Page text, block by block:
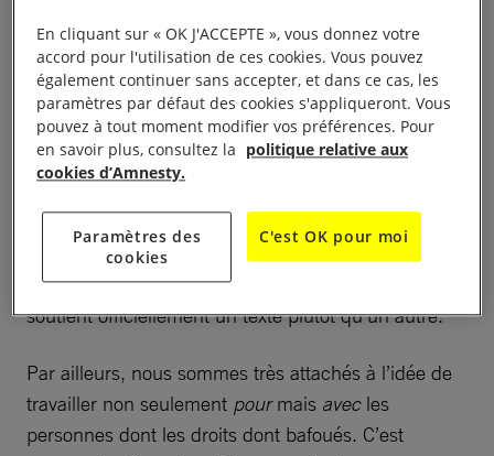
sur le terrain ou à distance en toute indépendance
et impartialité. Il nous arrive également de répondre
à leurs sollicitations pour avoir un échange direct
sur nos constats, analyses et recommandations,
notamment lorsque ceux-ci ou celles-ci ont
ce travail auprès des parlementaires ne signifie pas
que notre organisation prend position publiquement
sur telle ou telle résolution, pas plus qu’elle ne
soutient officiellement un texte plutôt qu’un autre.
Par ailleurs, nous sommes très attachés à l’idée de
travailler non seulement pourmais avec les
personnes dont les droits dont bafoués. C’est
En cliquant sur « OK J'ACCEPTE », vous donnez votre
accord pour l'utilisation de ces cookies. Vous pouvez
également continuer sans accepter, et dans ce cas, les
paramètres par défaut des cookies s'appliqueront. Vous
pouvez à tout moment modifier vos préférences. Pour
en savoir plus, consultez la politique relative aux
cookies d’Amnesty.
Paramètres des
cookies
C'est OK pour moi